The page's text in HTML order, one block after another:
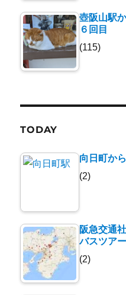
壺阪山駅
６回目
(115)
TODAY
向日町か
(2)
阪急交通
バスツアー
(2)